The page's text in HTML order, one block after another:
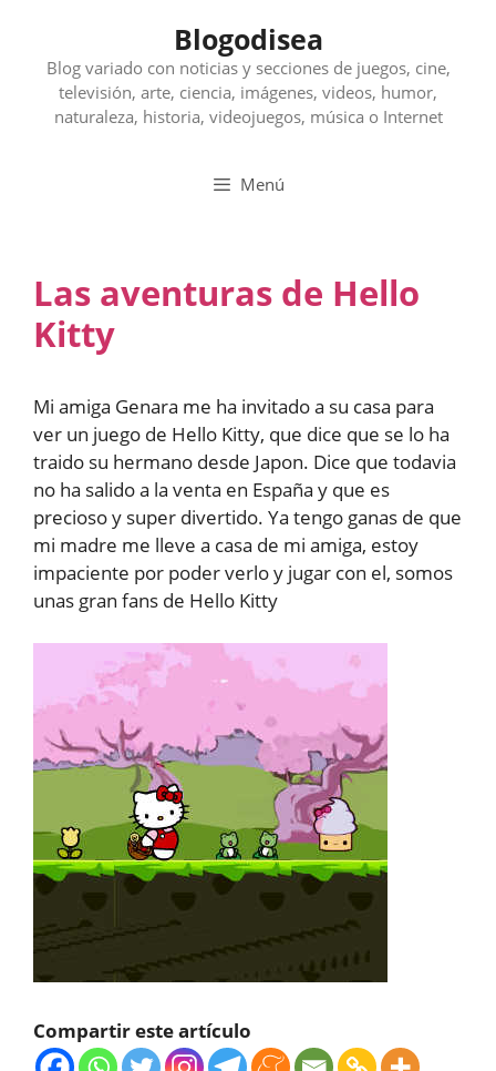
contenido
Blogodisea
Blog variado con noticias y secciones de juegos, cine,
televisión, arte, ciencia, imágenes, videos, humor,
naturaleza, historia, videojuegos, música o Internet
Menú
Las aventuras de Hello
Kitty
Mi amiga Genara me ha invitado a su casa para
ver un juego de Hello Kitty, que dice que se lo ha
traido su hermano desde Japon. Dice que todavia
no ha salido a la venta en España y que es
precioso y super divertido. Ya tengo ganas de que
mi madre me lleve a casa de mi amiga, estoy
impaciente por poder verlo y jugar con el, somos
unas gran fans de Hello Kitty
Compartir este artículo